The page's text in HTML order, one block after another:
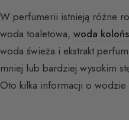
W perfumerii istnieją różne
woda toaletowa, woda
woda świeża i ekstrakt
mniej lub bardziej wysokim
Oto kilka informacji o